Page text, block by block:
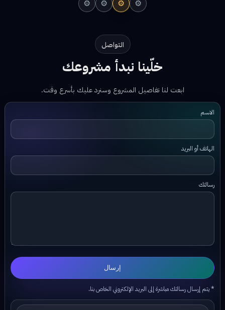
التواصل
خلّينا نبدأ مشروعك
ابعت لنا تفاصيل المشروع وسنرد عليك بأسرع وقت.
الهاتف أو البريد
رسالتك
* يتم إرسال رسالتك مباشرة إلى البريد الإلكتروني الخاص بنا.
بيانات التواصل